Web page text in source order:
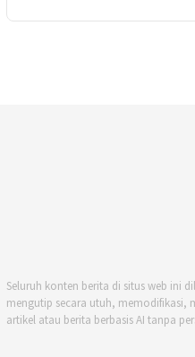
Seluruh konten berita di situs web ini
mengutip secara utuh, memodifikasi,
artikel atau berita berbasis AI tanpa